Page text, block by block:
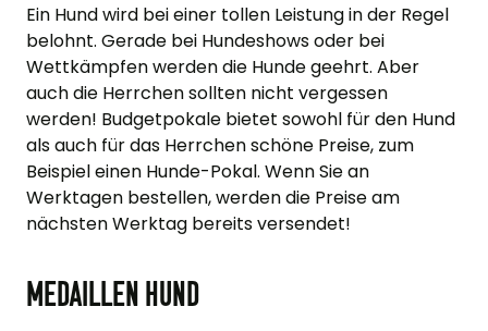
Ein Hund wird bei einer tollen Leistung in der Regel
belohnt. Gerade bei Hundeshows oder bei
Wettkämpfen werden die Hunde geehrt. Aber
auch die Herrchen sollten nicht vergessen
werden! Budgetpokale bietet sowohl für den Hund
als auch für das Herrchen schöne Preise, zum
Beispiel einen Hunde-Pokal. Wenn Sie an
Werktagen bestellen, werden die Preise am
nächsten Werktag bereits versendet!
Medaillen Hund